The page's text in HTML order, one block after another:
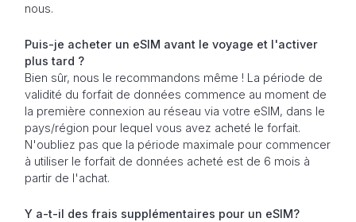
nous.
Puis-je acheter un eSIM avant le voyage et l'activer
plus tard ?
Bien sûr, nous le recommandons même ! La période de
validité du forfait de données commence au moment de
la première connexion au réseau via votre eSIM, dans le
pays/région pour lequel vous avez acheté le forfait.
N'oubliez pas que la période maximale pour commencer
à utiliser le forfait de données acheté est de 6 mois à
partir de l'achat.
Y a-t-il des frais supplémentaires pour un eSIM?